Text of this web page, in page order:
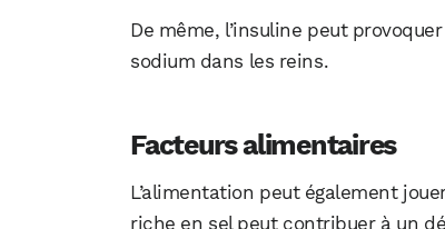
De même, l’insuline peut
sodium dans les reins.
Facteurs alimentaires
L’alimentation peut également
riche en sel peut contribuer à un